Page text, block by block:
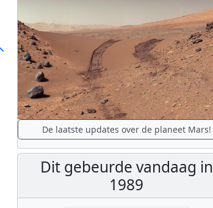
De laatste updates over de planeet Mars!
Dit gebeurde vandaag in
1989